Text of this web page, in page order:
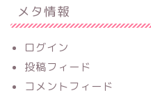
メタ情報
ログイン
投稿フィード
コメントフィード